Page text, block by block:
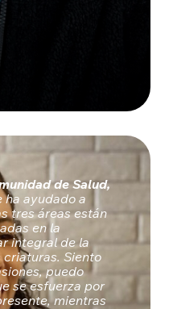
de Salud,
ha ayudado a
tres áreas están
en la
integral de la
Siento
puedo
se esfuerza por
mientras